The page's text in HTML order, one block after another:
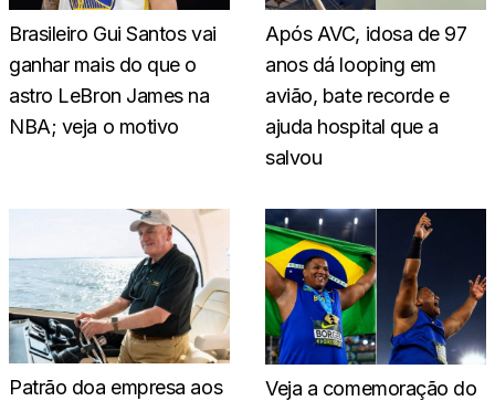
Brasileiro Gui Santos vai
ganhar mais do que o
astro LeBron James na
NBA; veja o motivo
Após AVC, idosa de 97
anos dá looping em
avião, bate recorde e
ajuda hospital que a
salvou
Patrão doa empresa aos
Veja a comemoração do